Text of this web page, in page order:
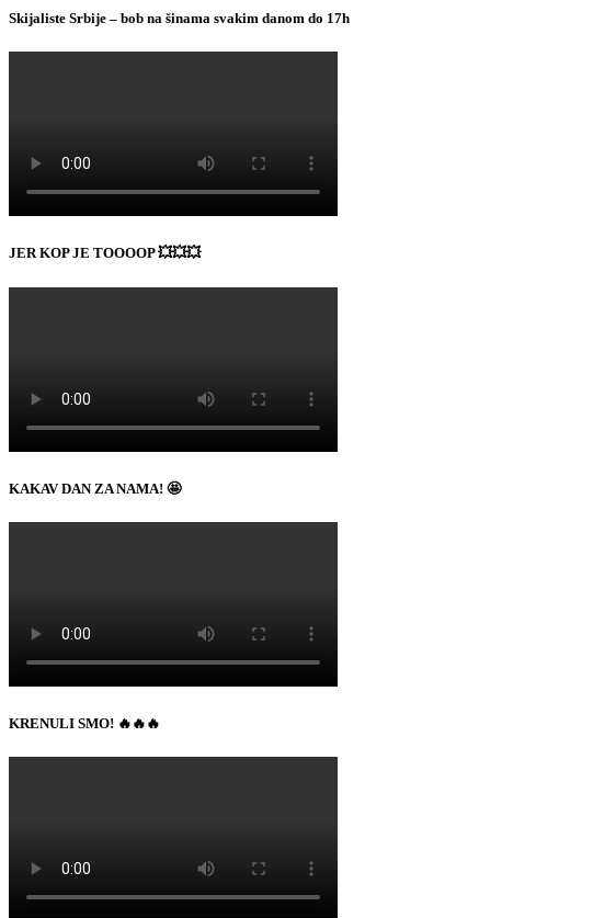
Skijaliste Srbije – bob na šinama svakim danom do 17h
JER KOP JE TOOOOP 💥💥💥
KAKAV DAN ZA NAMA! 🤩
KRENULI SMO! 🔥🔥🔥